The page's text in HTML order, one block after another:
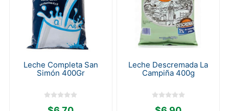
Leche Completa San
Simón 400Gr
Leche Descremada La
Campiña 400g